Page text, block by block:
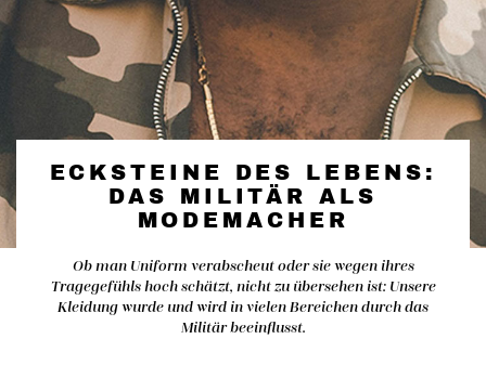
ECKSTEINE DES LEBENS:
DAS MILITÄR ALS
MODEMACHER
Ob man Uniform verabscheut oder sie wegen ihres
Tragegefühls hoch schätzt, nicht zu übersehen ist: Unsere
Kleidung wurde und wird in vielen Bereichen durch das
Militär beeinflusst.